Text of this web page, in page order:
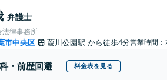
弁護士
法律事務所
市中央区 葭川公園駅 から徒歩4分営業時間：
・前歴回避 料金表を見る